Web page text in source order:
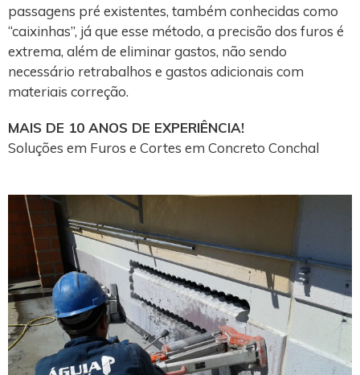
passagens pré existentes, também conhecidas como
“caixinhas”, já que esse método, a precisão dos furos é
extrema, além de eliminar gastos, não sendo
necessário retrabalhos e gastos adicionais com
materiais correção.
MAIS DE 10 ANOS DE EXPERIÊNCIA!
Soluções em Furos e Cortes em Concreto Conchal